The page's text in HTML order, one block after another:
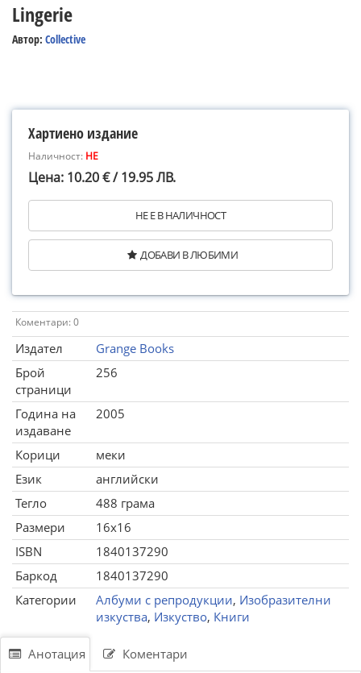
Lingerie
Автор: Collective
Хартиено издание
Наличност: НЕ
Цена: 10.20 € / 19.95 ЛВ.
НЕ Е В НАЛИЧНОСТ
ДОБАВИ В ЛЮБИМИ
Коментари: 0
Издател
Grange Books
Брой
страници
256
Година на
издаване
2005
Корици
меки
Език
английски
Тегло
488 грама
Размери
16x16
ISBN
1840137290
Баркод
1840137290
Категории
Албуми с репродукции, Изобразителни
изкуства, Изкуство, Книги
Анотация Коментари